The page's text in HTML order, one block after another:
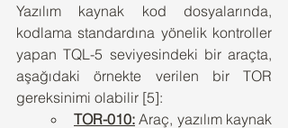
Yazılım kaynak kod dosyalarında,
kodlama standardına yönelik kontroller
yapan TQL-5 seviyesindeki bir araçta,
aşağıdaki örnekte verilen bir TOR
gereksinimi olabilir [5]:
TOR-010: Araç, yazılım kaynak